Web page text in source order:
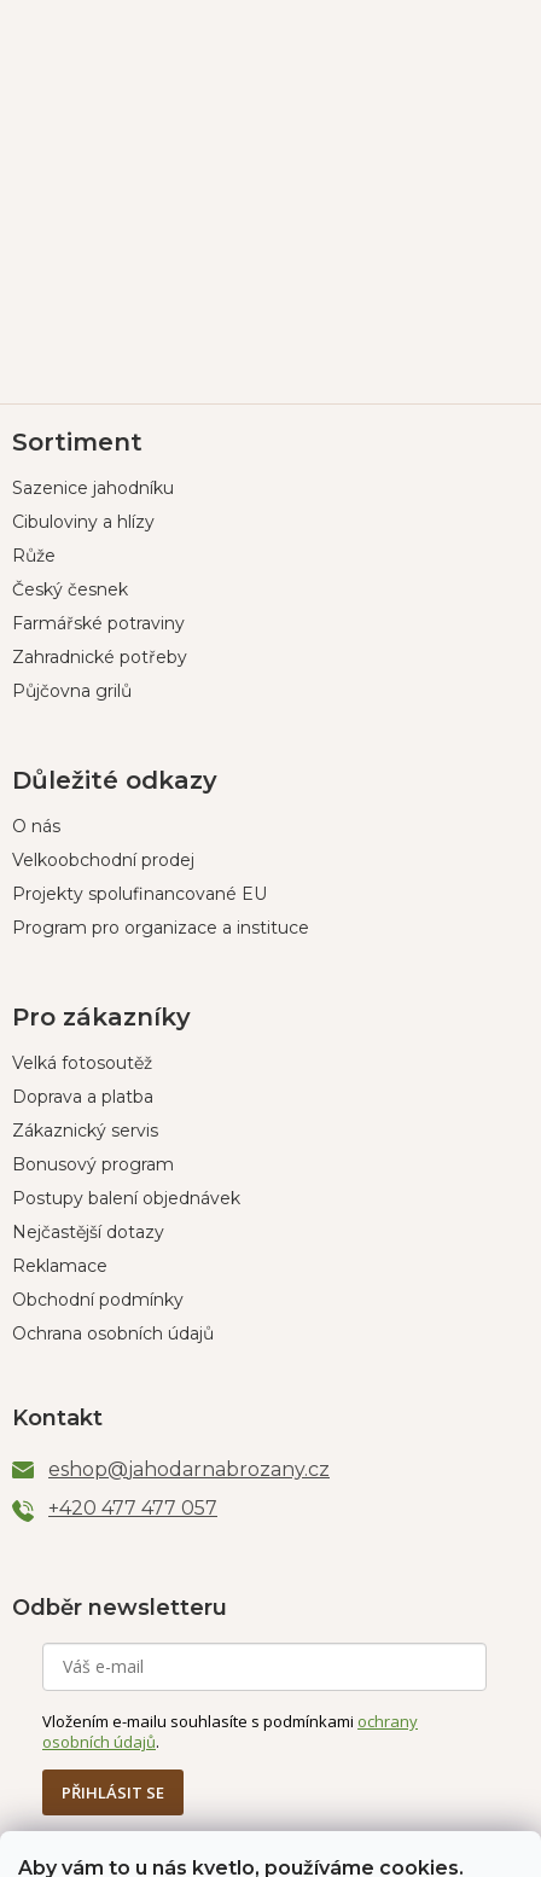
Aby vám to u nás kvetlo, používáme cookies.
á
a
Sortiment
Sazenice jahodníku
Cibuloviny a hlízy
Růže
Český česnek
Farmářské potraviny
Zahradnické potřeby
Půjčovna grilů
Důležité odkazy
O nás
Velkoobchodní prodej
Projekty spolufinancované EU
Program pro organizace a instituce
Pro zákazníky
Velká fotosoutěž
Doprava a platba
Zákaznický servis
Bonusový program
Postupy balení objednávek
Nejčastější dotazy
Reklamace
Obchodní podmínky
Ochrana osobních údajů
Kontakt
eshop@jahodarnabrozany.cz
+420 477 477 057
Odběr newsletteru
Vložením e-mailu souhlasíte s podmínkami ochrany
osobních údajů.
PŘIHLÁSIT SE